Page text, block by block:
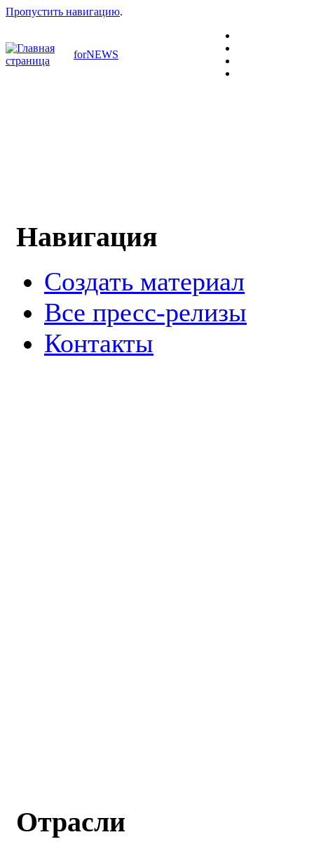
Пропустить навигацию.
forNEWS
Навигация
Создать материал
Все пресс-релизы
Контакты
Отрасли